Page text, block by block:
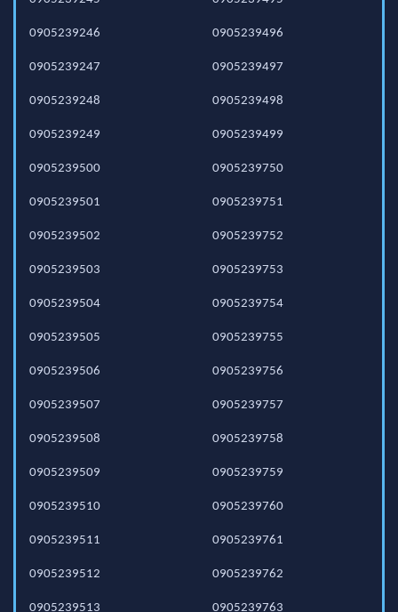
0905239246
0905239247
0905239248
0905239249
0905239496
0905239497
0905239498
0905239499
0905239500
0905239501
0905239502
0905239503
0905239504
0905239505
0905239506
0905239507
0905239508
0905239509
0905239510
0905239511
0905239512
0905239513
0905239750
0905239751
0905239752
0905239753
0905239754
0905239755
0905239756
0905239757
0905239758
0905239759
0905239760
0905239761
0905239762
0905239763